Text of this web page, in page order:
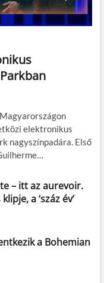
elektronikus
nagyszínpadára. Első
– itt az aurevoir.
a ‘száz év’
a Bohemian